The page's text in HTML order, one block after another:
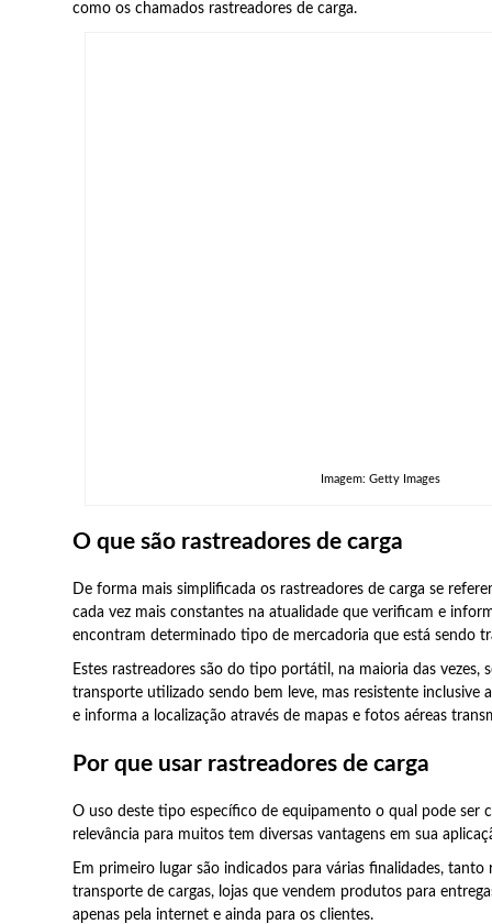
como os chamados rastreadores de carga.
Imagem: Getty Images
O que são rastreadores de carga
De forma mais simplificada os rastreadores de carga se
cada vez mais constantes na atualidade que verificam e
encontram determinado tipo de mercadoria que está sendo
Estes rastreadores são do tipo portátil, na maioria das vezes,
transporte utilizado sendo bem leve, mas resistente inclusive
e informa a localização através de mapas e fotos aéreas
Por que usar rastreadores de carga
O uso deste tipo específico de equipamento o qual pode ser
relevância para muitos tem diversas vantagens em sua
Em primeiro lugar são indicados para várias finalidades, tanto
transporte de cargas, lojas que vendem produtos para
apenas pela internet e ainda para os clientes.